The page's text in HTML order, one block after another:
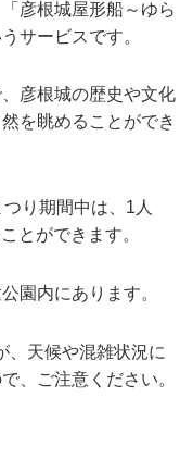
彦根城屋形船～ゆら
サービスです。
彦根城の歴史や文化
を眺めることができ
り期間中は、1人
とができます。
園内にあります。
、天候や混雑状況に
、ご注意ください。